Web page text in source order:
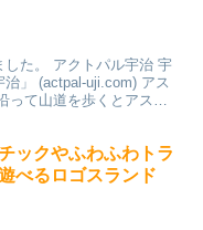
した。 アクトパル宇治 宇
」 (actpal-uji.com) アス
って山道を歩くとアスレ
ックやふわふわトラ
べるロゴスランド